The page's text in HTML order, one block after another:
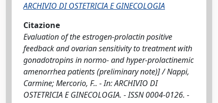
ARCHIVIO DI OSTETRICIA E GINECOLOGIA
Citazione
Evaluation of the estrogen-prolactin positive
feedback and ovarian sensitivity to treatment with
gonadotropins in normo- and hyper-prolactinemic
amenorrhea patients (preliminary note)] / Nappi,
Carmine; Mercorio, F.. - In: ARCHIVIO DI
OSTETRICIA E GINECOLOGIA. - ISSN 0004-0126. -